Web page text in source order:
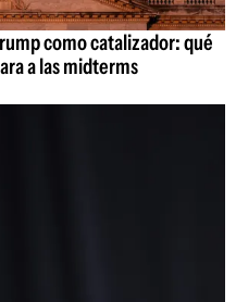
como catalizador: qué
a las midterms